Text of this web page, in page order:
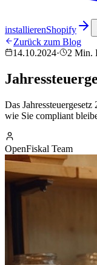
installierenShopify
Zurück zum Blog
14.10.2024· 2 Min.
Das
wie Sie compliant
OpenFiskal Team